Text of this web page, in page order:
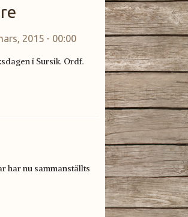
2015 - 00:00
i Sursik. Ordf.
har nu sammanställts